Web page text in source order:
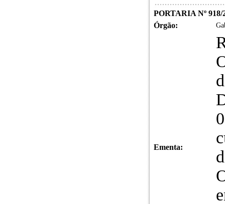
PORTARIA Nº 918/
Órgão:
Ementa: